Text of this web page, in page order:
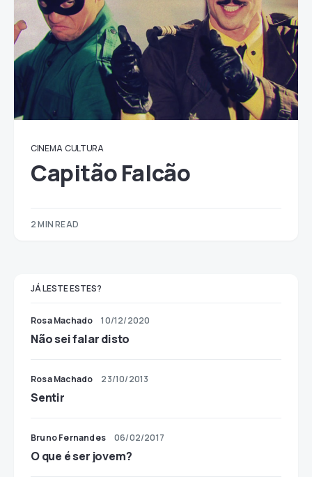
CINEMA CULTURA
Capitão Falcão
2 MIN READ
JÁ LESTE ESTES?
Rosa Machado 10/12/2020
Não sei falar disto
Rosa Machado 23/10/2013
Sentir
Bruno Fernandes 06/02/2017
O que é ser jovem?